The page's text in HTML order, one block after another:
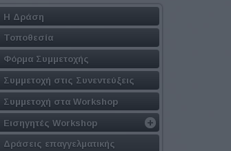
Η Δράση
Τοποθεσία
Φόρμα Συμμετοχής
Συμμετοχή στις Συνεντεύξεις
Συμμετοχή στα Workshop
Εισηγητές Workshop
Δράσεις επαγγελματικής